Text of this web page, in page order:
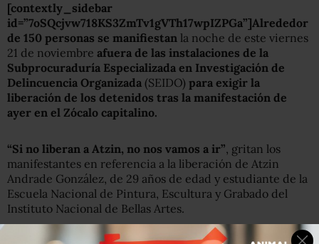
[contextly_sidebar
id=”7oSQcjvw718KS3ZmTv1gVTh17wpIZPGa”]Alrededor
de 150 personas se manifiestan la noche de este viernes
21 de noviembre afuera de las instalaciones de la
Subprocuraduría Especializada en Investigación de
Delincuencia Organizada (SEIDO) para exigir la
liberación de los detenidos tras la manifestación de
ayer en el Zócalo capitalino.
“Si no liberan a Atzin, no nos vamos a ir”, gritan los
manifestantes en referencia a la liberación de Atzin
Andrade González, de 29 años de edad y estudiante de la
Escuela Nacional de Pintura, Escultura y Grabado del
Instituto Nacional de Bellas Artes.